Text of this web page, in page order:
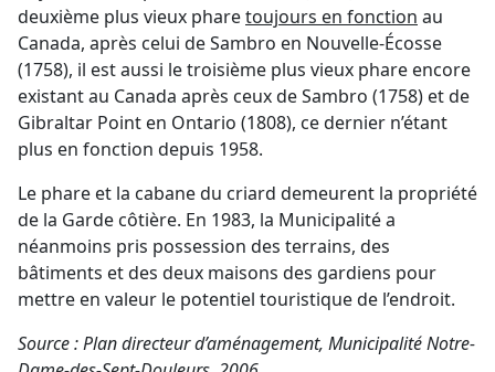
deuxième plus vieux pharetoujours en fonction au
Canada, après celui de Sambro en Nouvelle-Écosse
(1758), il est aussi le troisième plus vieux phare encore
existant au Canada après ceux de Sambro (1758) et de
Gibraltar Point en Ontario (1808), ce dernier n’étant
plus en fonction depuis 1958.
Le phare et la cabane du criard demeurent la propriété
de la Garde côtière. En 1983, la Municipalité a
néanmoins pris possession des terrains, des
bâtiments et des deux maisons des gardiens pour
mettre en valeur le potentiel touristique de l’endroit.
Source : Plan directeur d’aménagement, Municipalité Notre-